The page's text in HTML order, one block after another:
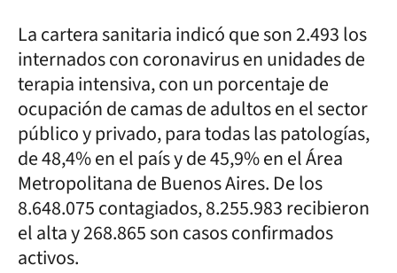
La cartera sanitaria indicó que son 2.493 los
internados con coronavirus en unidades de
terapia intensiva, con un porcentaje de
ocupación de camas de adultos en el sector
público y privado, para todas las patologías,
de 48,4% en el país y de 45,9% en el Área
Metropolitana de Buenos Aires. De los
8.648.075 contagiados, 8.255.983 recibieron
el alta y 268.865 son casos confirmados
activos.